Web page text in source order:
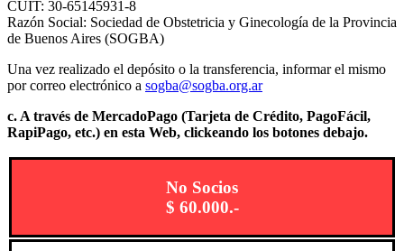
CUIT: 30-65145931-8
Razón Social: Sociedad de Obstetricia y Ginecología de la Provincia
de Buenos Aires (SOGBA)
Una vez realizado el depósito o la transferencia, informar el mismo
por correo electrónico a sogba@sogba.org.ar
c. A través de MercadoPago (Tarjeta de Crédito, PagoFácil,
RapiPago, etc.) en esta Web, clickeando los botones debajo.
No Socios
$ 60.000.-